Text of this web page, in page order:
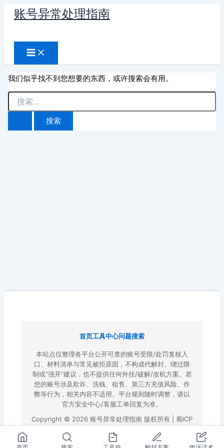
账号异常处理指南
索
我们似乎找不到您想要的东西，或许搜索会有用。
搜
索：
首页工具中心问题搜索
本站点仅整理各平台公开可查的账号受限/处罚复核入
口、材料清单与常见被拒原因，不构成代解封、绕过限
制或“强开”建议，也不提供任何外挂/破解/改机方案。若
您的账号涉及欺诈、洗钱、租售、第三方充值风险、作
弊等行为，相关内容不适用。平台规则随时调整，请以
官方安全中心/客服工单回复为准。
Copyright © 2026 账号异常处理指南 版权所有 | 蜀ICP